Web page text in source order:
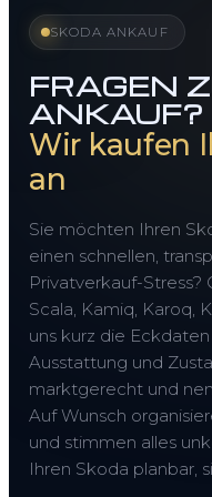
SKODA ANKAUF
FRAGEN
ANKAUF?
Wir kaufen
an
Sie möchten Ihren
einen schnellen,
Privatverkauf-Stress?
Scala, Kamiq, Karoq,
uns kurz die
Ausstattung und
marktgerecht und
Auf Wunsch
und stimmen alles
Ihren Skoda planbar,